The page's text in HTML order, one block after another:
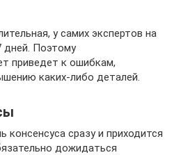
у самих экспертов на
дней. Поэтому
приведет к ошибкам,
каких-либо деталей.
консенсуса сразу и приходится
дожидаться